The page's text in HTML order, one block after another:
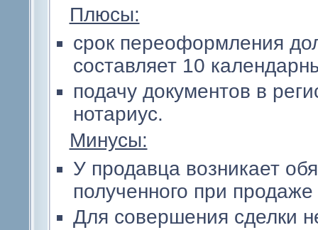
Плюсы:
срок переоформления
составляет 10
подачу документов в
нотариус.
Минусы:
У продавца возникает
полученного при
Для совершения сделки